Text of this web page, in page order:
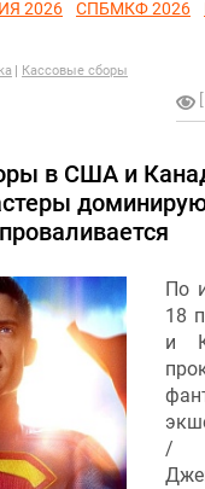
2026 СПБМКФ 2026
Кассовые сборы
в США и
По
18
и
/